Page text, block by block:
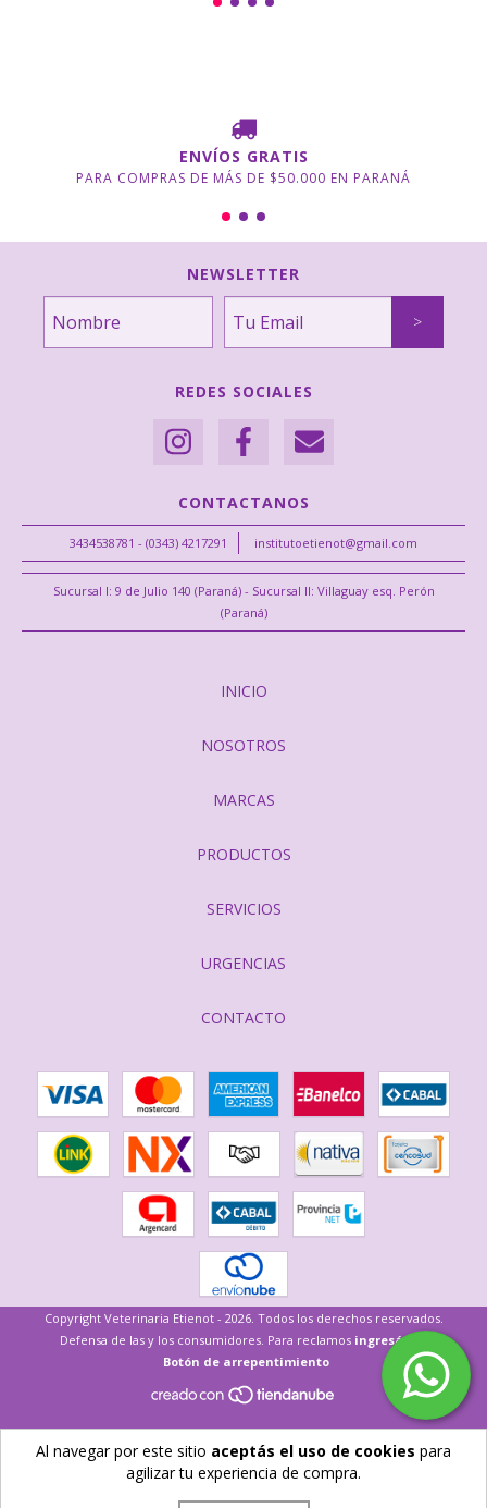
Al navegar por este sitio aceptás el uso de cookies para
agilizar tu experiencia de compra.
ENVÍOS GRATIS
PARA COMPRAS DE MÁS DE $50.000 EN PARANÁ
NEWSLETTER
REDES SOCIALES
CONTACTANOS
3434538781 - (0343) 4217291 institutoetienot@gmail.com
Sucursal I: 9 de Julio 140 (Paraná) - Sucursal II: Villaguay esq. Perón
(Paraná)
INICIO
NOSOTROS
MARCAS
PRODUCTOS
SERVICIOS
URGENCIAS
CONTACTO
Copyright Veterinaria Etienot - 2026. Todos los derechos reservados.
Defensa de las y los consumidores. Para reclamos ingresá acá.
Botón de arrepentimiento